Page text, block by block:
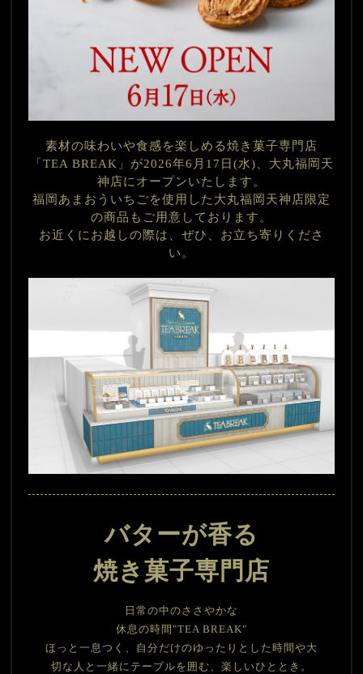
素材の味わいや食感を楽しめる焼き菓子専門店
「TEA BREAK」が2026年6月17日(水)、大丸福岡天
神店にオープンいたします。
福岡あまおういちごを使用した大丸福岡天神店限定
の商品もご用意しております。
お近くにお越しの際は、ぜひ、お立ち寄りくださ
い。
バターが香る
焼き菓子専門店
日常の中のささやかな
休息の時間"TEA BREAK"
ほっと一息つく、自分だけのゆったりとした時間や大
切な人と一緒にテーブルを囲む、楽しいひととき。